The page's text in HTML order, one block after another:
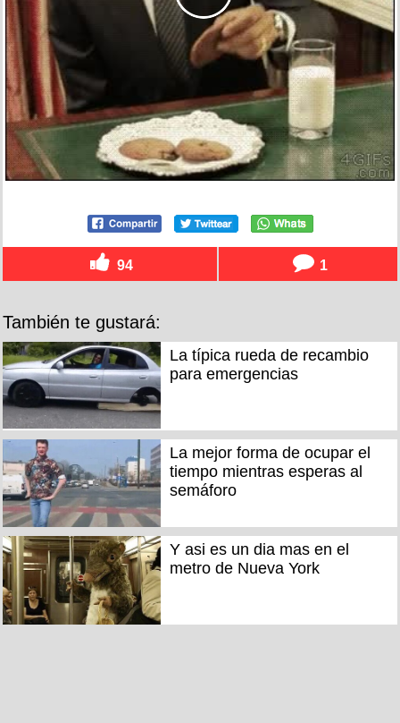
94 1
También te gustará:
La típica rueda de recambio
para emergencias
La mejor forma de ocupar el
tiempo mientras esperas al
semáforo
Y asi es un dia mas en el
metro de Nueva York